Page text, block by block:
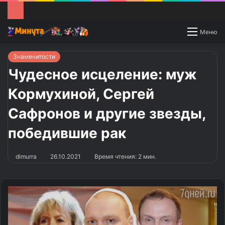
Меню
Switch
Знаменитости
Чудесное исцеление: муж
Кормухиной, Сергей
Сафронов и другие звезды,
победившие рак
dimurra 26.10.2021 Время чтения: 2 мин.